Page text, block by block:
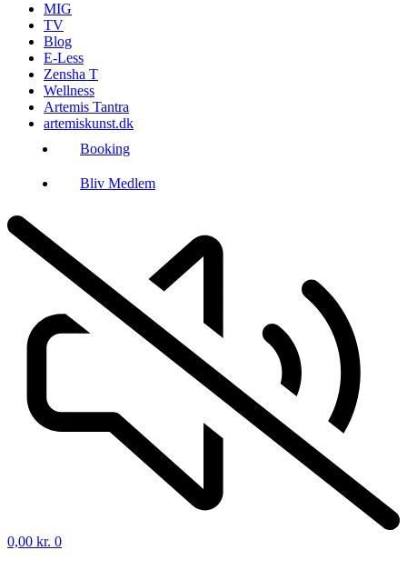
MIG
TV
Blog
E-Less
Zensha T
Wellness
Artemis Tantra
artemiskunst.dk
Booking
Bliv Medlem
0,00 kr. 0